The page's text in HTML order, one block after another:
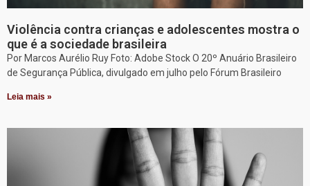
Violência contra crianças e adolescentes mostra o
que é a sociedade brasileira
Por Marcos Aurélio Ruy Foto: Adobe Stock O 20º Anuário Brasileiro
de Segurança Pública, divulgado em julho pelo Fórum Brasileiro
Leia mais »